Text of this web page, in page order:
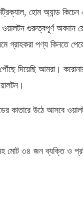
হোম অ্যান্ড
ওয়ালটন গুরুত্বপূর্ণ
গ্রাহকরা পণ্য কিনতে
দিয়েছি আমরা।
কাতারে উঠে
মোট ৩৪ জন ব্যক্তি ও